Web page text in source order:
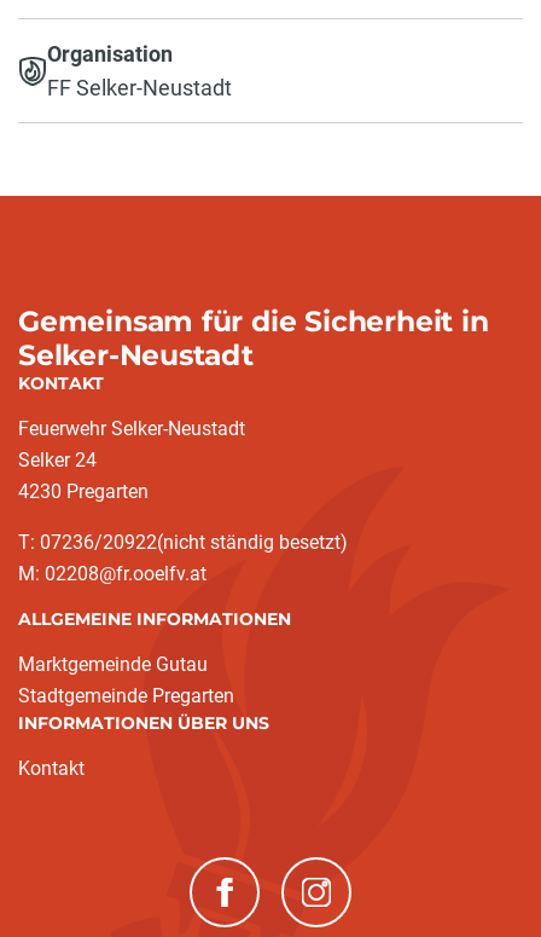
Organisation
FF Selker-Neustadt
Gemeinsam für die Sicherheit in
Selker-Neustadt
KONTAKT
Feuerwehr Selker-Neustadt
Selker 24
4230 Pregarten
T: 07236/20922(nicht ständig besetzt)
M: 02208@fr.ooelfv.at
ALLGEMEINE INFORMATIONEN
Marktgemeinde Gutau
Stadtgemeinde Pregarten
INFORMATIONEN ÜBER UNS
Kontakt
(neues Fenster)(neues Fenster)